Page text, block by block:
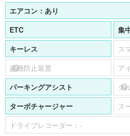
エアコン： あり
ETC
集
キーレス
ス
盗難防止装置
ア
パーキングアシスト
ク
ターボチャージャー
ス
ドライブレコーダー： -